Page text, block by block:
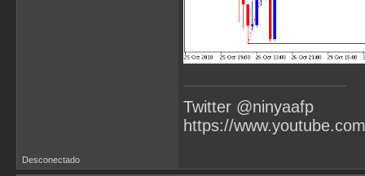
Twitter @ninyaafp
https://
Desconectado